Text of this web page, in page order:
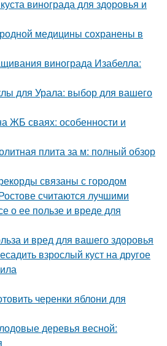
винограда для здоровья и
медицины сохранены в
винограда Изабелла:
для Урала: выбор для вашего
ЖБ сваях: особенности и
плита за м: полный обзор
связаны с городом
считаются лучшими
о ее пользе и вреде для
и вред для вашего здоровья
взрослый куст на другое
черенки яблони для
деревья весной: